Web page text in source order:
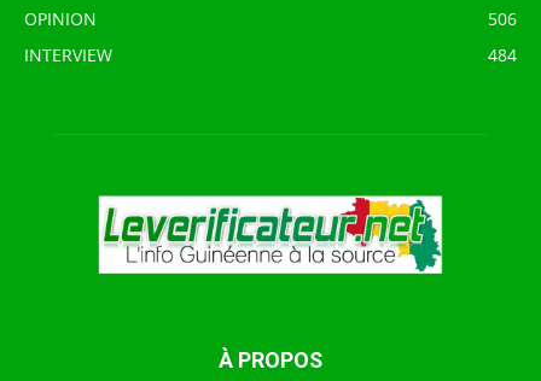
OPINION
506
INTERVIEW
484
À PROPOS